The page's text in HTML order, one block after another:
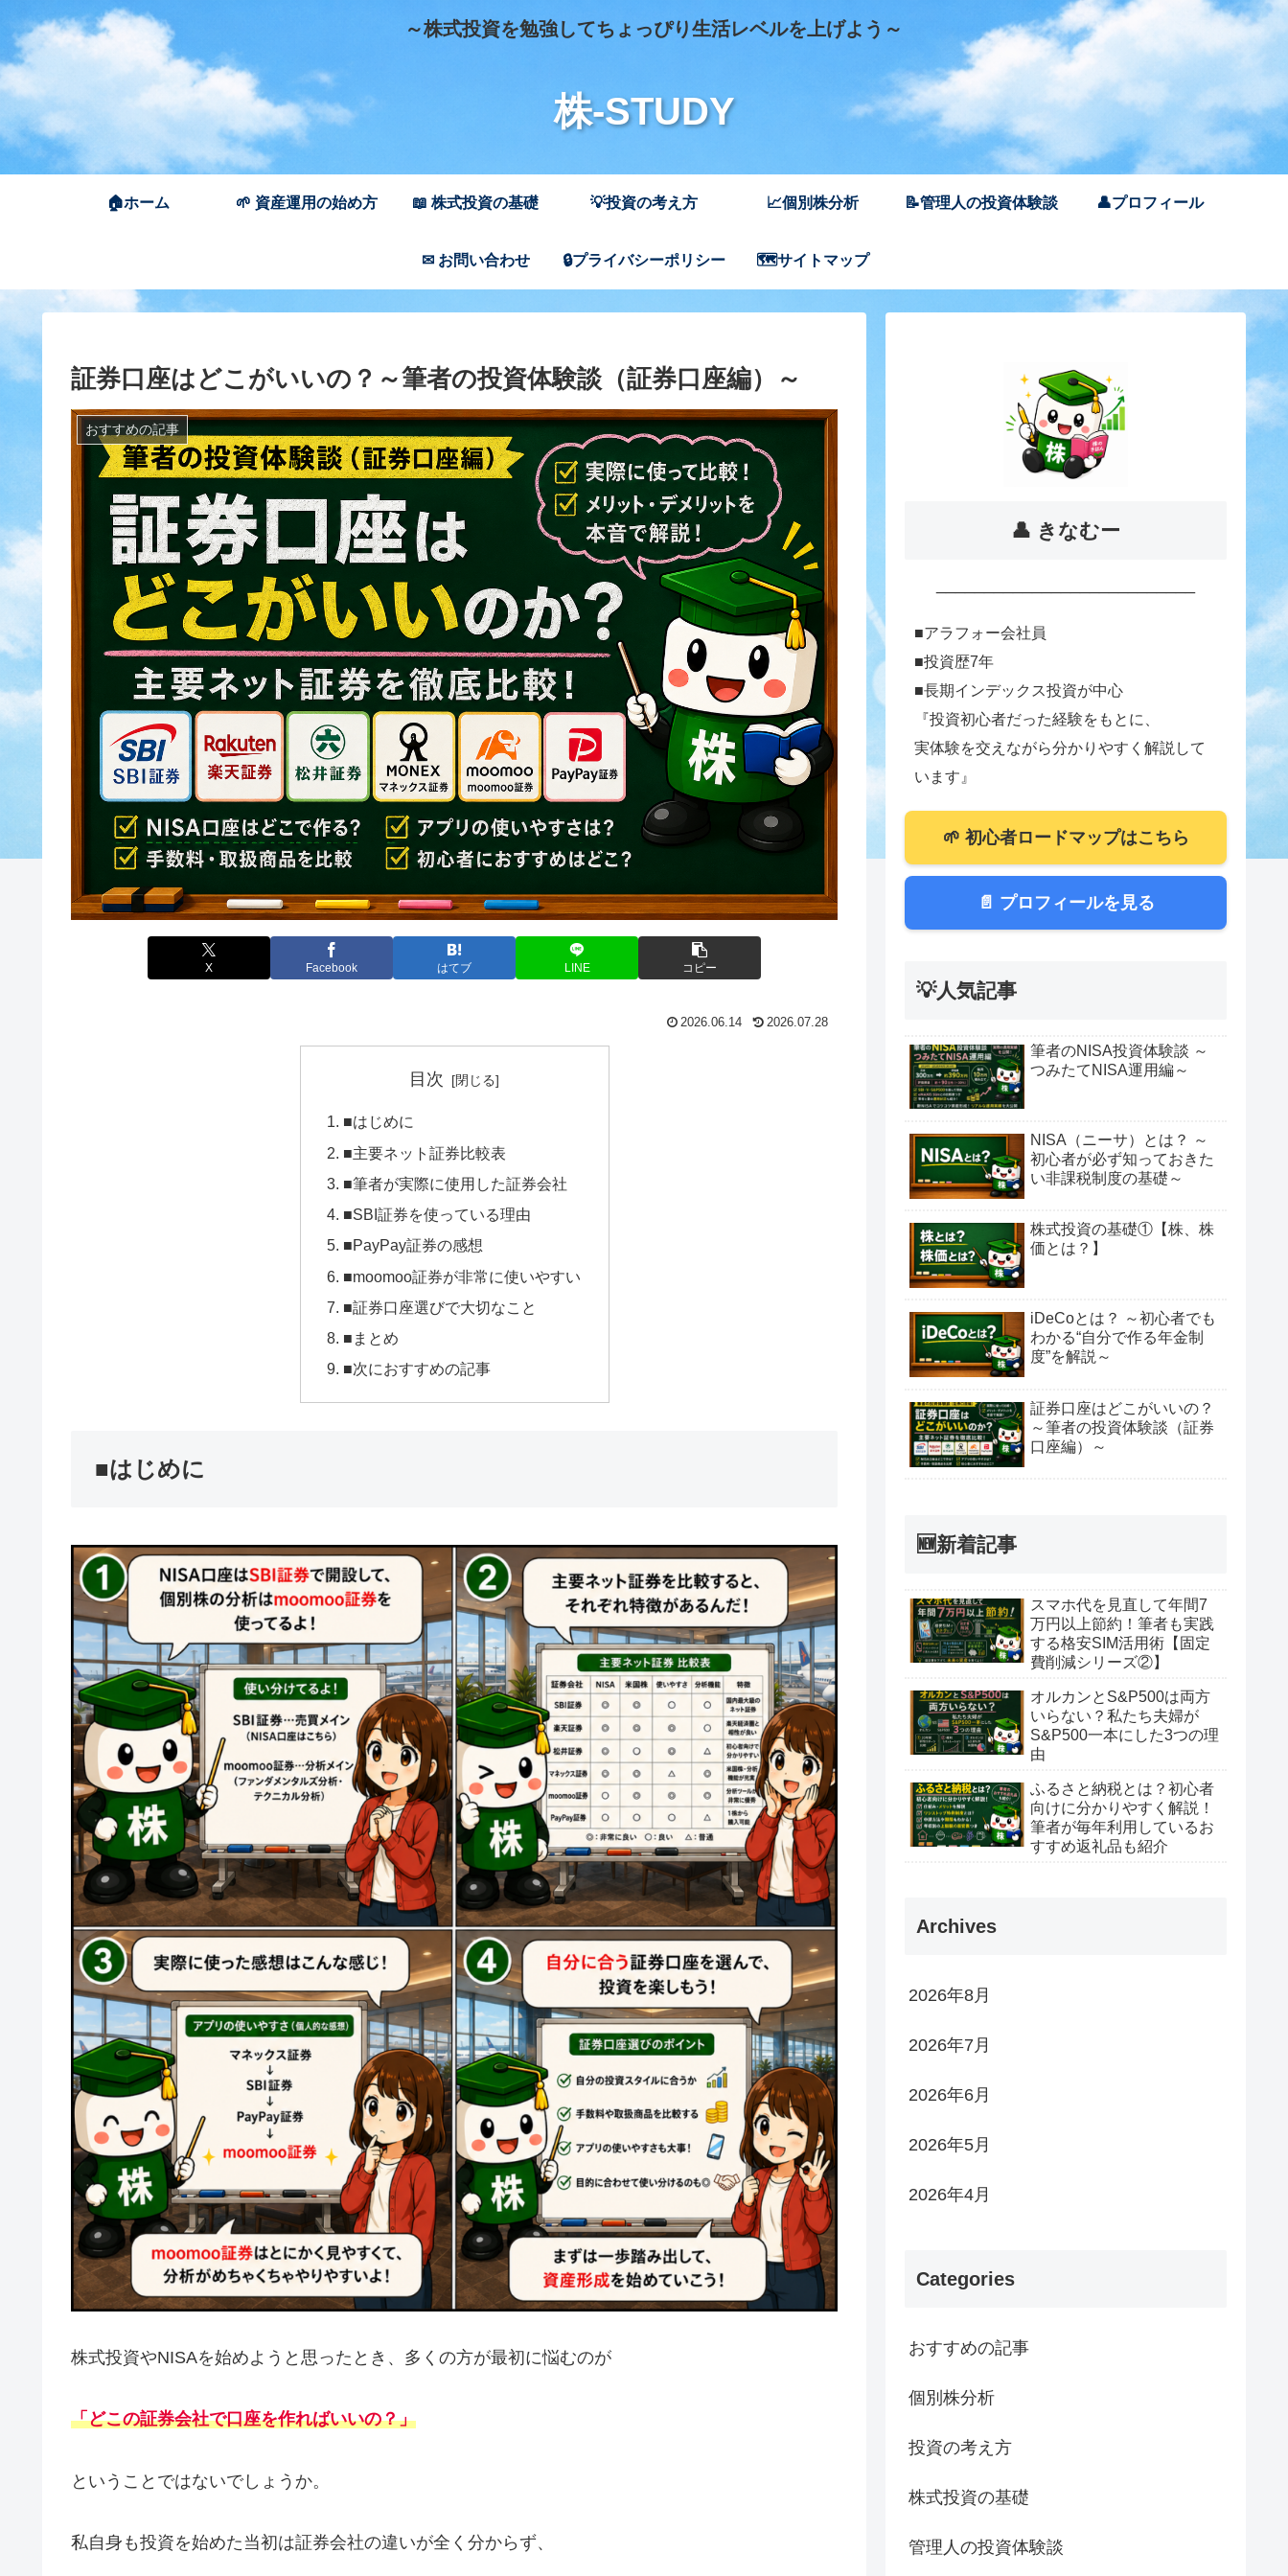
～株式投資を勉強してちょっぴり生活レベルを上げよう～
株-STUDY
🏠ホーム 🌱 資産運用の始め方 📖 株式投資の基礎 💡投資の考え方 📈個別株分析 📝管理人の投資体験談 👤プロフィール
✉ お問い合わせ 🔒プライバシーポリシー 🗺️サイトマップ
証券口座はどこがいいの？～筆者の投資体験談（証券口座編）～
おすすめの記事
X Facebook はてブ LINE コピー
2026.06.14 2026.07.28
目次
■はじめに
■主要ネット証券比較表
■筆者が実際に使用した証券会社
■SBI証券を使っている理由
■PayPay証券の感想
■moomoo証券が非常に使いやすい
■証券口座選びで大切なこと
■まとめ
■次におすすめの記事
■はじめに
株式投資やNISAを始めようと思ったとき、多くの方が最初に悩むのが
「どこの証券会社で口座を作ればいいの？」
ということではないでしょうか。
私自身も投資を始めた当初は証券会社の違いが全く分からず、
👤 きなむー
■アラフォー会社員
■投資歴7年
■長期インデックス投資が中心
『投資初心者だった経験をもとに、
実体験を交えながら分かりやすく解説して
います』
🌱 初心者ロードマップはこちら
📄 プロフィールを見る
💡人気記事
筆者のNISA投資体験談 ～
つみたてNISA運用編～
NISA（ニーサ）とは？ ～
初心者が必ず知っておきた
い非課税制度の基礎～
株式投資の基礎①【株、株
価とは？】
iDeCoとは？ ～初心者でも
わかる“自分で作る年金制
度”を解説～
証券口座はどこがいいの？
～筆者の投資体験談（証券
口座編）～
🆕新着記事
スマホ代を見直して年間7
万円以上節約！筆者も実践
する格安SIM活用術【固定
費削減シリーズ②】
オルカンとS&P500は両方
いらない？私たち夫婦が
S&P500一本にした3つの理
由
ふるさと納税とは？初心者
向けに分かりやすく解説！
筆者が毎年利用しているお
すすめ返礼品も紹介
Archives
2026年8月
2026年7月
2026年6月
2026年5月
2026年4月
Categories
おすすめの記事
個別株分析
投資の考え方
株式投資の基礎
管理人の投資体験談